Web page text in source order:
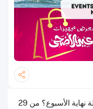
تبحث عن أفضل طريقة لقضاء عطلة نهاية الأسبوع؟ من 29